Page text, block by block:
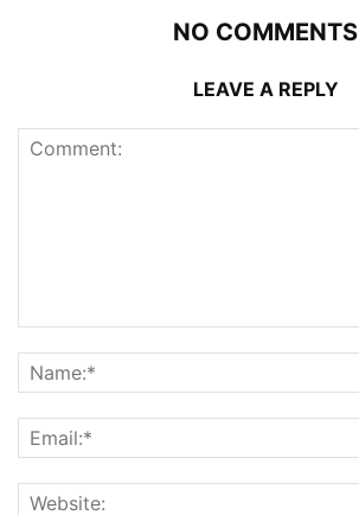
NO COMMENTS
LEAVE A REPLY